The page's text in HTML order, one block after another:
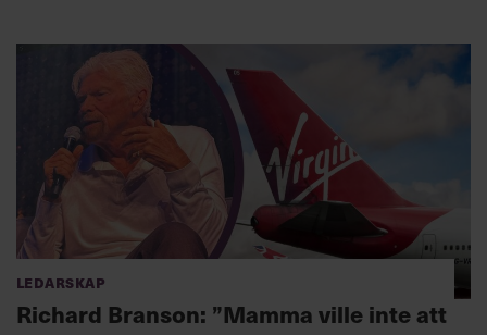
Ledarskap
Richard Branson: ”Mamma ville inte att